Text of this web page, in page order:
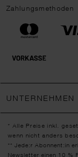
Zahlungsmethoden
UNTERNEHMEN
* Alle Preise inkl.
wenn nicht anders
** Jede:r Abonnent:in
Newsletter einen 10 %